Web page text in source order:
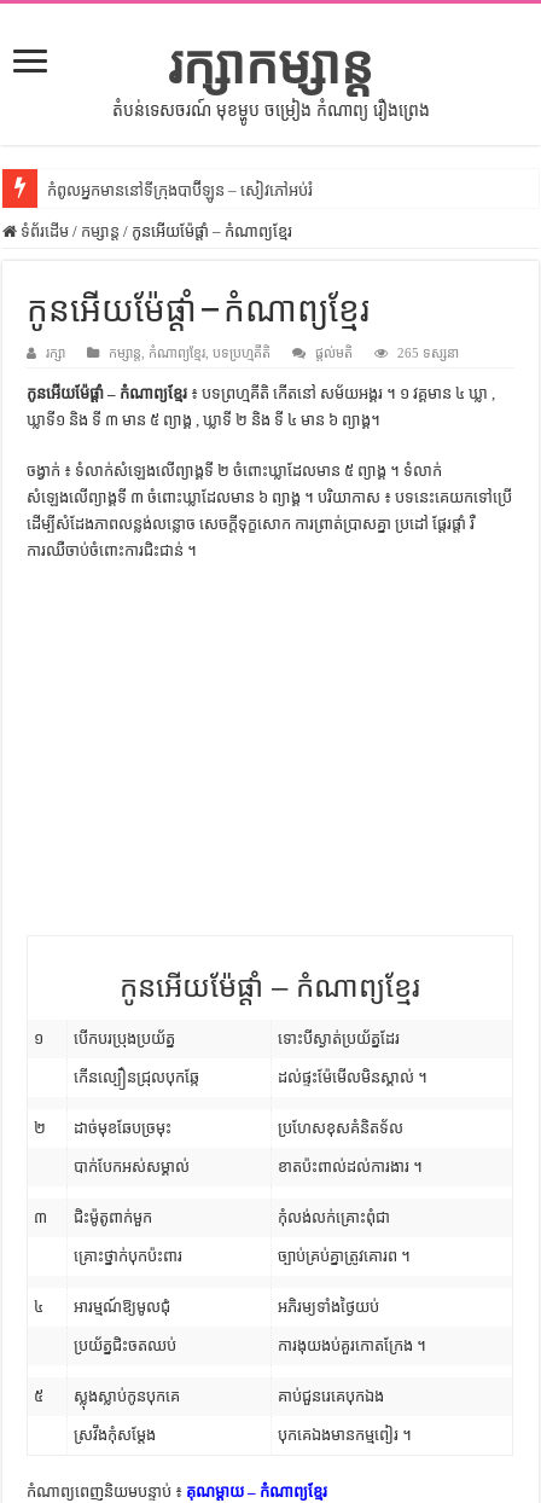
រក្សាកម្សាន្ត
តំបន់ទេសចរណ៍ មុខម្ហូប ចម្រៀង កំណាព្យ រឿងព្រេង
កំពូលអ្នកមាននៅទីក្រុងបាប៊ីឡូន – សៀវភៅអប់រំ
សីលធម៌នៅក្នុងសង្គមខ្មែរ – សៀវភៅចំណេះដឹងទូទៅ
ទំលៀមទម្លាប់ប្រពៃណីជនជាតិចិន – សៀវភៅចំណេះដឹងទូទៅ
ដើមកំណើតអង្គរ – សៀវភៅចំណេះដឹងទូទៅ
ដើមកំណើតជនជាតិខ្មែរ – អត្ថបទស្រាវជ្រាវ
ព្រះបាទធម្មិក – សៀវភៅចំណេះដឹងទូទៅ
រដ្ឋបាល និង រដ្ឋបាលវិមជ្ឈការ – អត្ថបទស្រាវជ្រាវ
ការស្វែងយល់អំពី ល្ខោនខោល – សៀវភៅចំណេះដឹងទូទៅ
ទំព័រដើម / កម្សាន្ត / កូនអើយម៉ែផ្តាំ – កំណាព្យខ្មែរ
កូនអើយម៉ែផ្តាំ – កំណាព្យខ្មែរ
រក្សា កម្សាន្ត កំណាព្យខ្មែរ ,បទប្រហ្មគីតិ ផ្តល់មតិ 265 ទស្សនា
កូនអើយម៉ែផ្តាំ – កំណាព្យខ្មែរ ៖ បទព្រហ្មគីតិ កើតនៅ សម័យអង្គរ ។ ១ វគ្គមាន ៤ ឃ្លា ,
ឃ្លាទី១ និង ទី ៣ មាន ៥ ព្យាង្គ , ឃ្លាទី ២ និង ទី ៤ មាន ៦ ព្យាង្គ។
ចង្វាក់ ៖ ទំលាក់សំឡេងលើព្យាង្គទី ២ ចំពោះឃ្លាដែលមាន ៥ ព្យាង្គ​ ។ ទំលាក់​
សំឡេងលើព្យាង្គទី ៣ ចំពោះឃ្លាដែលមាន ៦ ព្យាង្គ ។ បរិយាកាស ៖ បទនេះគេយកទៅប្រើ
ដើម្បីសំដែងភាពលន្លង់លន្លោច សេចក្តីទុក្ខសោក ការព្រាត់ប្រាសគ្នា ប្រដៅ ផ្តែរផ្តាំ រឺ
ការឈឺចាប់ចំពោះការជិះជាន់ ។
កូនអើយម៉ែផ្តាំ – កំណាព្យខ្មែរ
១ បើកបរប្រុងប្រយ័ត្ន ទោះបីស្ងាត់ប្រយ័ត្នដែរ
កើនល្បឿនជ្រុលបុកឆ្កែ ដល់ផ្ទះម៉ែមើលមិនស្គាល់ ។
២ ដាច់មុខឆែបច្រមុះ ប្រហែសខុសគំនិតទ័ល
បាក់បែកអស់សម្គាល់ ខាតប៉ះពាល់ដល់ការងារ ។
៣ ជិះម៉ូតូពាក់មួក កុំលង់លក់គ្រោះពុំជា
គ្រោះថ្នាក់បុកប៉ះពារ ច្បាប់គ្រប់គ្នាត្រូវគោរព ។
៤ អារម្មណ៍ឱ្យមូលជុំ អភិរម្យទាំងថ្ងៃយប់
ប្រយ័ត្នជិះចតឈប់ ការងុយងប់គួរកោតក្រែង ។
៥ ស្លុងស្លាប់កូនបុកគេ គាប់ជួនរេគេបុកឯង
ស្រវឹងកុំសម្តែង បុកគេឯងមានកម្មពៀរ ។
កំណាព្យពេញនិយមបន្ទាប់ ៖ គុណម្តាយ – កំណាព្យខ្មែរ